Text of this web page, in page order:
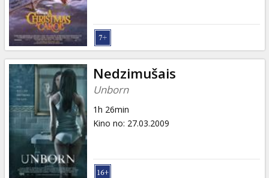
Nedzimušais
Unborn
1h 26min
Kino no: 27.03.2009